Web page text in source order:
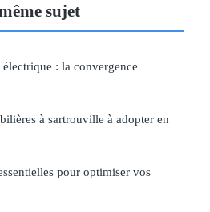
sujet
: la convergence
à sartrouville à adopter en
pour optimiser vos